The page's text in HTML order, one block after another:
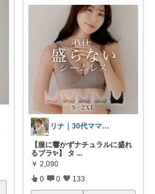
リナ｜30代ママの楽ちんきれいROOM
【服に響かずナチュラルに盛れ
るブラ✨】 タ ...
￥ 2,090
0 0 133